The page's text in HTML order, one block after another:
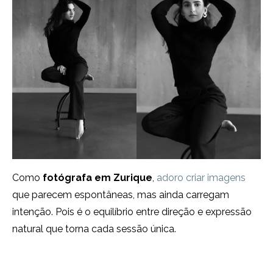
Como fotógrafa em Zurique, adoro criar imagens
que parecem espontâneas, mas ainda carregam
intenção. Pois é o equilíbrio entre direção e expressão
natural que torna cada sessão única.